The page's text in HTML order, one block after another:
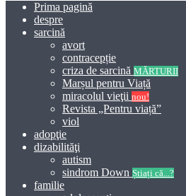
Prima pagină
despre
sarcină
avort
contracepție
criza de sarcină MĂRTURII
Marșul pentru Viață
miracolul vieţii nou!
Revista „Pentru viață”
viol
adopţie
dizabilităţi
autism
sindrom Down Știați că...?
familie